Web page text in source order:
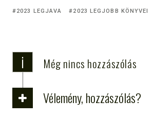
2023 LEGJAVA 2023 LEGJOBB KÖNYVEI
i Még nincs hozzászólás
Vélemény, hozzászólás?